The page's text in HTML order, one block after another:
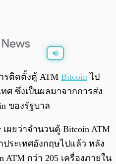
0:00
รติดตั้งตู้ ATM Bitcoin ไป
ทศ ซึ่งเป็นผลมาจากการส่ง
ของรัฐบาล
เผยว่าจำนวนตู้ Bitcoin ATM
ระเทศอังกฤษไปแล้ว หลัง
ATM กว่า 205 เครื่องภายใน